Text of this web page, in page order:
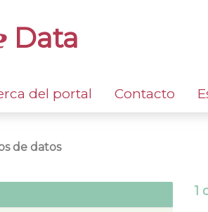
Data
del portal Contacto
de datos
1